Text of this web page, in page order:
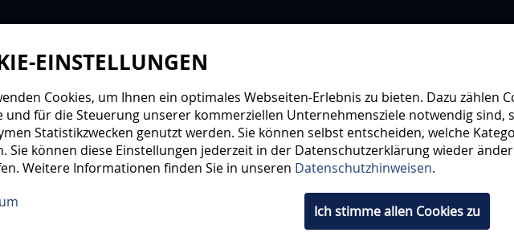
WIR
PROFIS NACHWUCHS TICKETS SHOP FANS
EINSTELLUNGEN
Cookies, um Ihnen ein optimales Webseiten-Erlebnis zu bieten. Dazu zählen
und für die Steuerung unserer kommerziellen Unternehmensziele notwendig sind,
Statistikzwecken genutzt werden. Sie können selbst entscheiden, welche
Sie können diese Einstellungen jederzeit in der Datenschutzerklärung wieder
Weitere Informationen finden Sie in unseren Datenschutzhinweisen.
Ich stimme allen Cookies zu